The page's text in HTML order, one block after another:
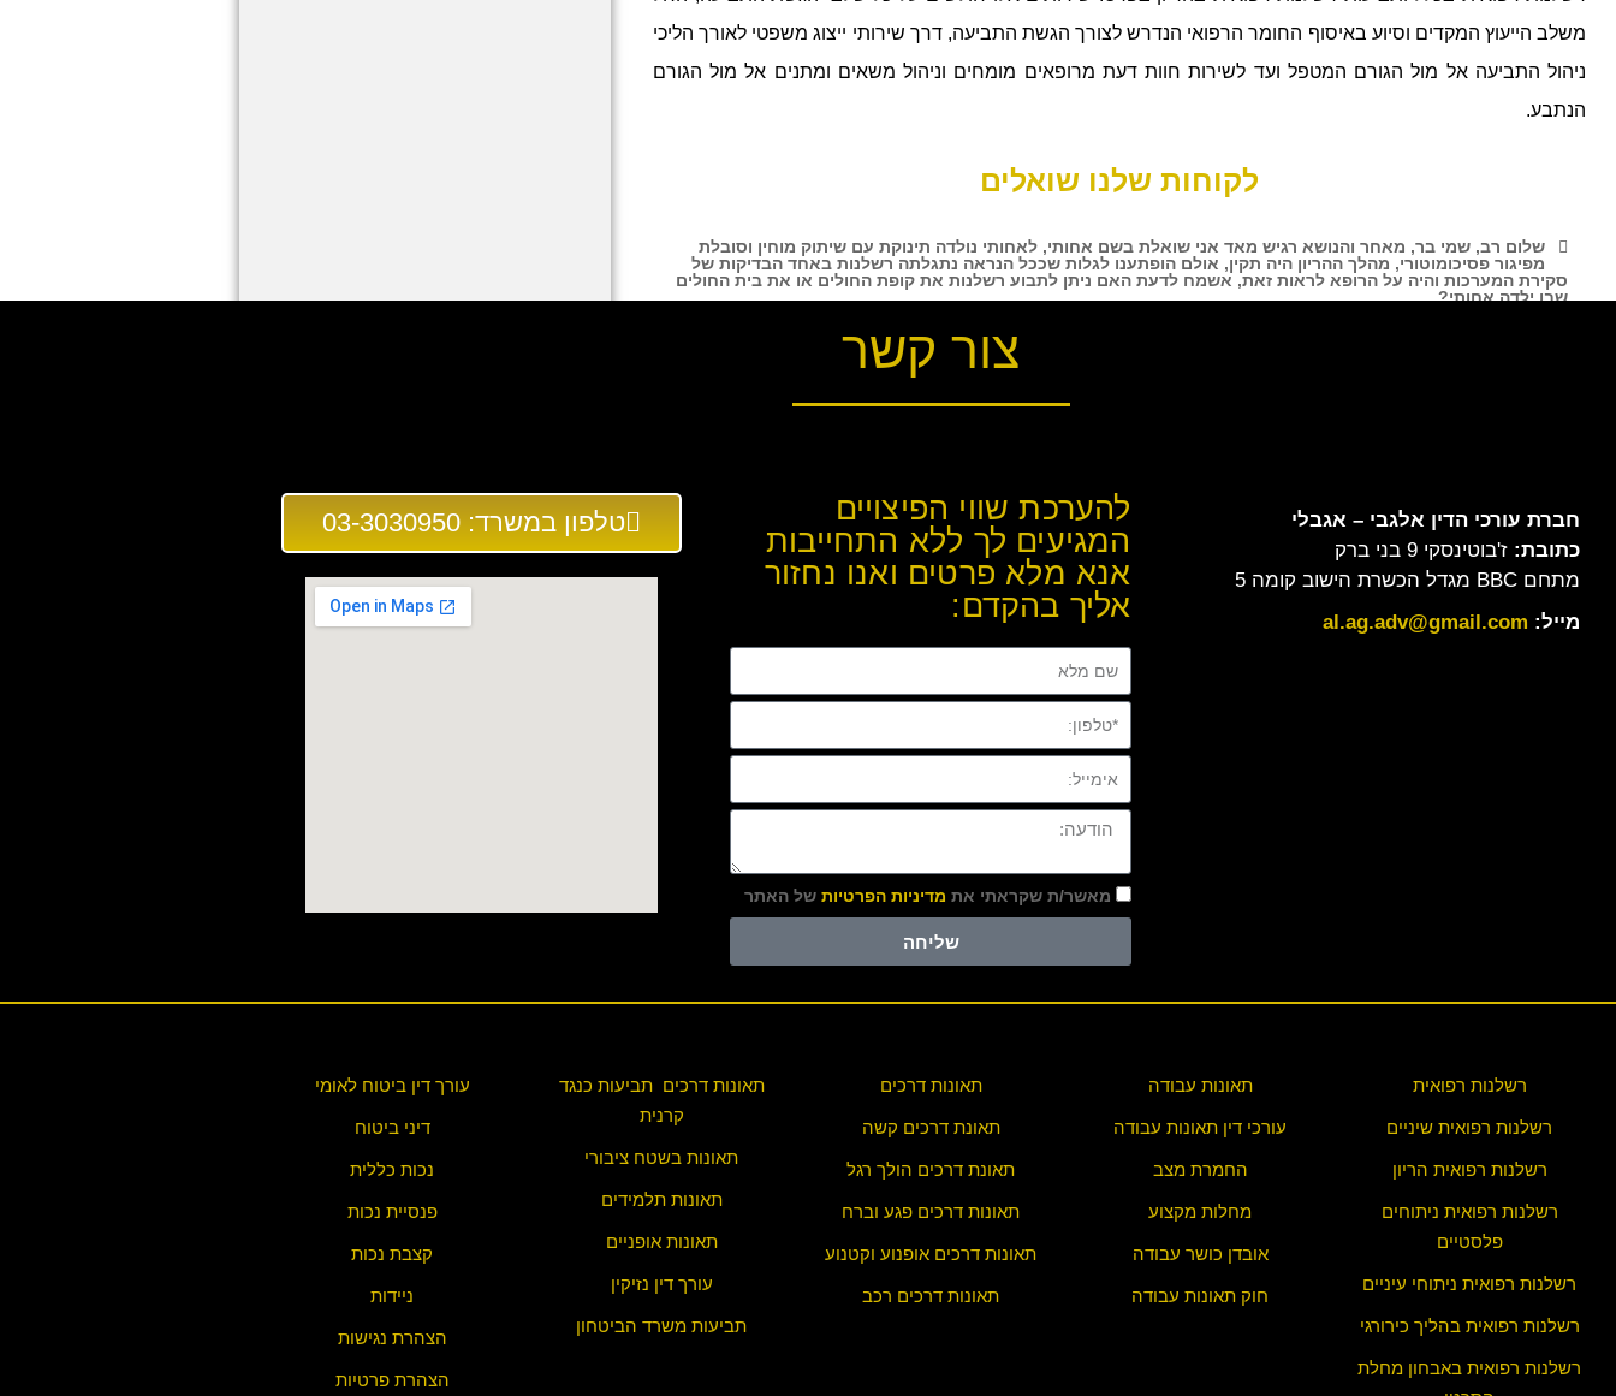
משלב הייעוץ המקדים וסיוע באיסוף החומר הרפואי הנדרש לצורך הגשת התביעה, דרך שירותי ייצוג משפטי לאורך הליכי
ניהול התביעה אל מול הגורם המטפל ועד לשירות חוות דעת מרופאים מומחים וניהול משאים ומתנים אל מול הגורם
הנתבע.
לקוחות שלנו שואלים
שלום רב, שמי בר, מאחר והנושא רגיש מאד אני שואלת בשם אחותי, לאחותי נולדה תינוקת עם שיתוק מוחין וסובלת
מפיגור פסיכומוטורי, מהלך ההריון היה תקין, אולם הופתענו לגלות שככל הנראה נתגלתה רשלנות באחד הבדיקות של
סקירת המערכות והיה על הרופא לראות זאת, אשמח לדעת האם ניתן לתבוע רשלנות את קופת החולים או את בית החולים
שבו ילדה אחותי?
צור קשר
חברת עורכי הדין אלגבי – אגבלי
כתובת: ז'בוטינסקי 9 בני ברק
מתחם BBC מגדל הכשרת הישוב קומה 5
מייל: al.ag.adv@gmail.com
להערכת שווי הפיצויים
המגיעים לך ללא התחייבות
אנא מלא פרטים ואנו נחזור
אליך בהקדם:
מאשר/ת שקראתי את מדיניות הפרטיות של האתר
שליחה
טלפון במשרד: 03-3030950
רשלנות רפואית
רשלנות רפואית שיניים
רשלנות רפואית הריון
רשלנות רפואית ניתוחים
פלסטיים
רשלנות רפואית ניתוחי עיניים
רשלנות רפואית בהליך כירורגי
רשלנות רפואית באבחון מחלת
תאונות עבודה
עורכי דין תאונות עבודה
החמרת מצב
מחלות מקצוע
אובדן כושר עבודה
חוק תאונות עבודה
תאונות דרכים
תאונת דרכים קשה
תאונת דרכים הולך רגל
תאונות דרכים פגע וברח
תאונות דרכים אופנוע וקטנוע
תאונות דרכים רכב
תאונות דרכים תביעות כנגד
קרנית
תאונות בשטח ציבורי
תאונות תלמידים
תאונות אופניים
עורך דין נזיקין
תביעות משרד הביטחון
עורך דין ביטוח לאומי
דיני ביטוח
נכות כללית
פנסיית נכות
קצבת נכות
ניידות
הצהרת נגישות
הצהרת פרטיות